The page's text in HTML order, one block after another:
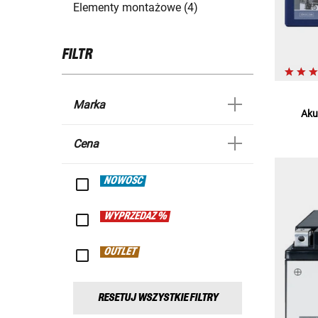
Elementy montażowe (4)
FILTR
Marka
Cena
NOWOŚĆ
WYPRZEDAŻ %
OUTLET
RESETUJ WSZYSTKIE FILTRY